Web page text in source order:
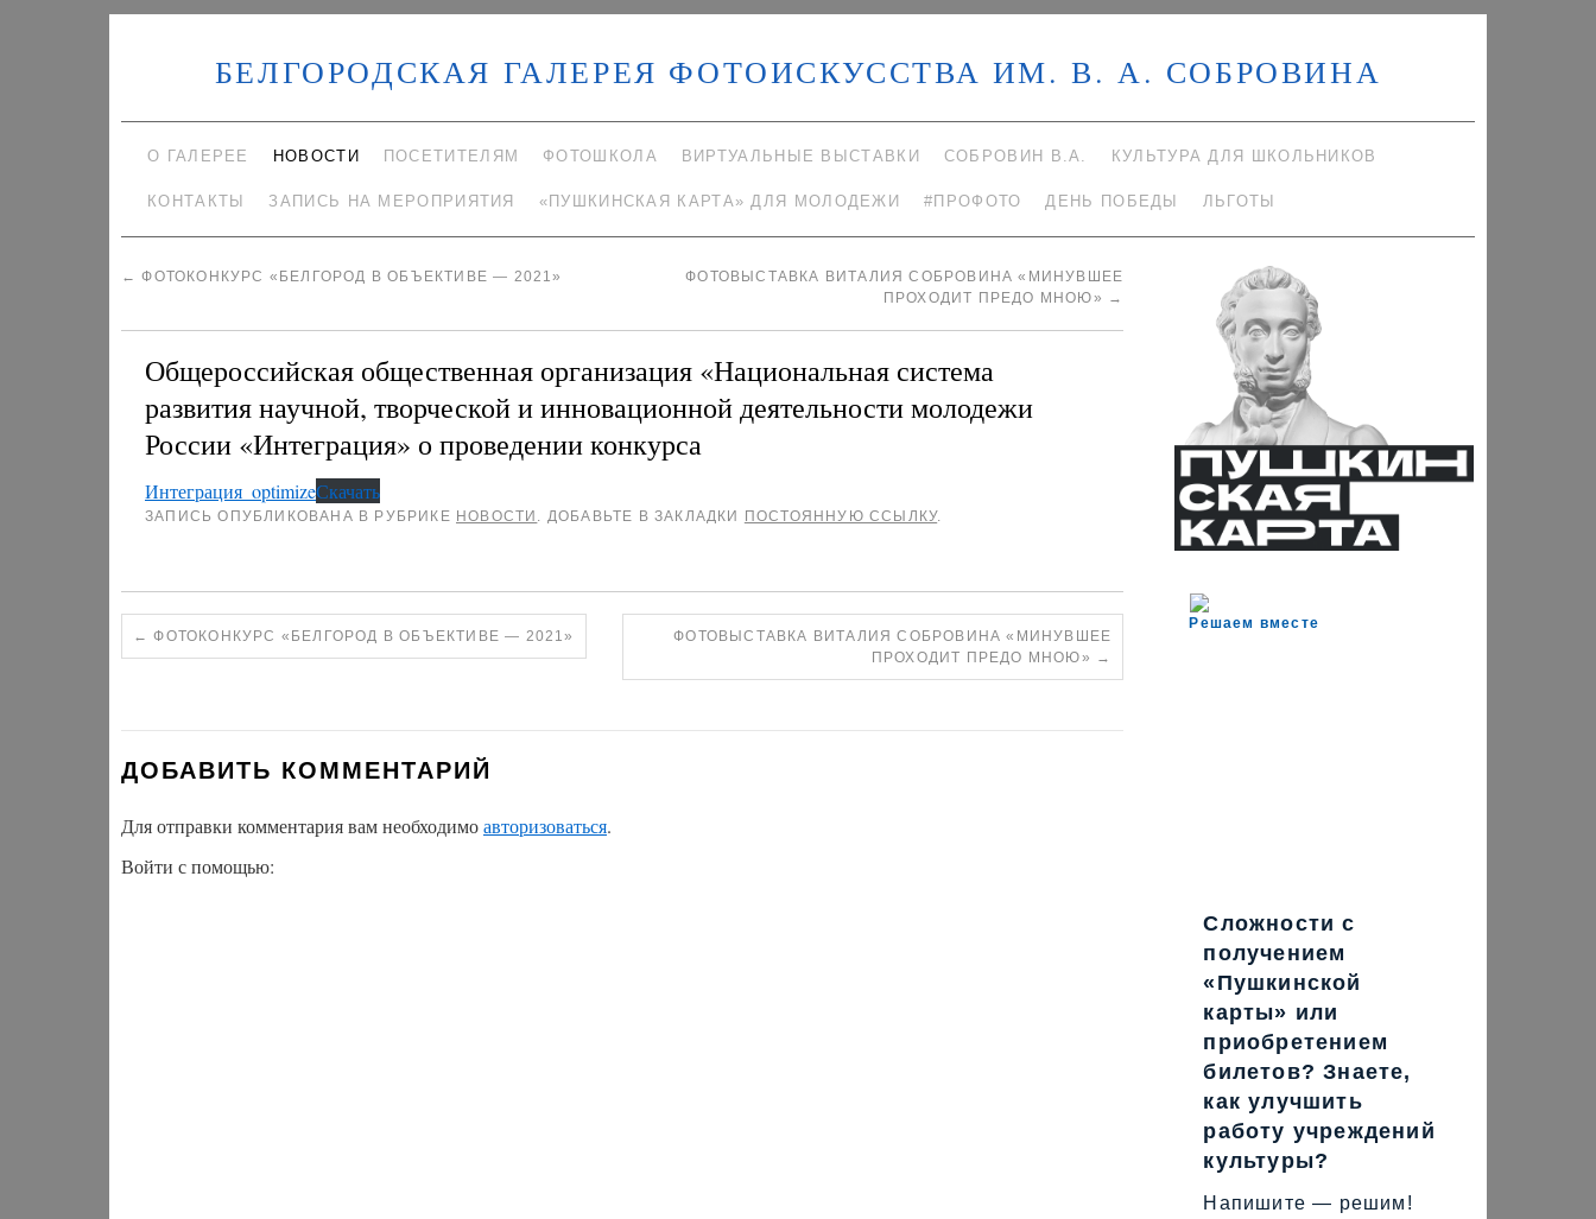
БЕЛГОРОДСКАЯ ГАЛЕРЕЯ ФОТОИСКУССТВА ИМ. В. А. СОБРОВИНА
О ГАЛЕРЕЕ НОВОСТИ ПОСЕТИТЕЛЯМ ФОТОШКОЛА ВИРТУАЛЬНЫЕ ВЫСТАВКИ СОБРОВИН В.А. КУЛЬТУРА ДЛЯ ШКОЛЬНИКОВ
КОНТАКТЫ ЗАПИСЬ НА МЕРОПРИЯТИЯ «ПУШКИНСКАЯ КАРТА» ДЛЯ МОЛОДЕЖИ #ПРОФОТО ДЕНЬ ПОБЕДЫ ЛЬГОТЫ
← ФОТОКОНКУРС «БЕЛГОРОД В ОБЪЕКТИВЕ — 2021»
ФОТОВЫСТАВКА ВИТАЛИЯ СОБРОВИНА «МИНУВШЕЕ
ПРОХОДИТ ПРЕДО МНОЮ» →
Общероссийская общественная организация «Национальная система
развития научной, творческой и инновационной деятельности молодежи
России «Интеграция» о проведении конкурса
Интеграция_optimizeСкачать
ЗАПИСЬ ОПУБЛИКОВАНА В РУБРИКЕ НОВОСТИ . ДОБАВЬТЕ В ЗАКЛАДКИ ПОСТОЯННУЮ ССЫЛКУ.
← ФОТОКОНКУРС «БЕЛГОРОД В ОБЪЕКТИВЕ — 2021»
ФОТОВЫСТАВКА ВИТАЛИЯ СОБРОВИНА «МИНУВШЕЕ
ПРОХОДИТ ПРЕДО МНОЮ» →
ДОБАВИТЬ КОММЕНТАРИЙ
Для отправки комментария вам необходимоавторизоваться.
Войти с помощью:
Решаем вместе
Сложности с
получением
«Пушкинской
карты» или
приобретением
билетов? Знаете,
как улучшить
работу учреждений
культуры?
Напишите — решим!